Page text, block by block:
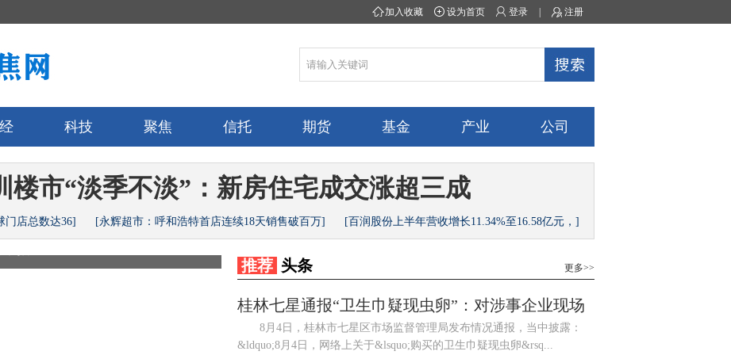
加入收藏 设为首页 登录 注册
科技 聚焦 信托 期货 基金 产业 公司
楼市“淡季不淡”：新房住宅成交涨超三成
门店总数达36] [永辉超市：呼和浩特首店连续18天销售破百万] [百润股份上半年营收增长11.34%至16.58亿元，]
推荐 头条 更多>>
桂林七星通报“卫生巾疑现虫卵”：对涉事企业现场
8月4日，桂林市七星区市场监督管理局发布情况通报，当中披露：
&ldquo;8月4日，网络上关于&lsquo;购买的卫生巾疑现虫卵&rsq...